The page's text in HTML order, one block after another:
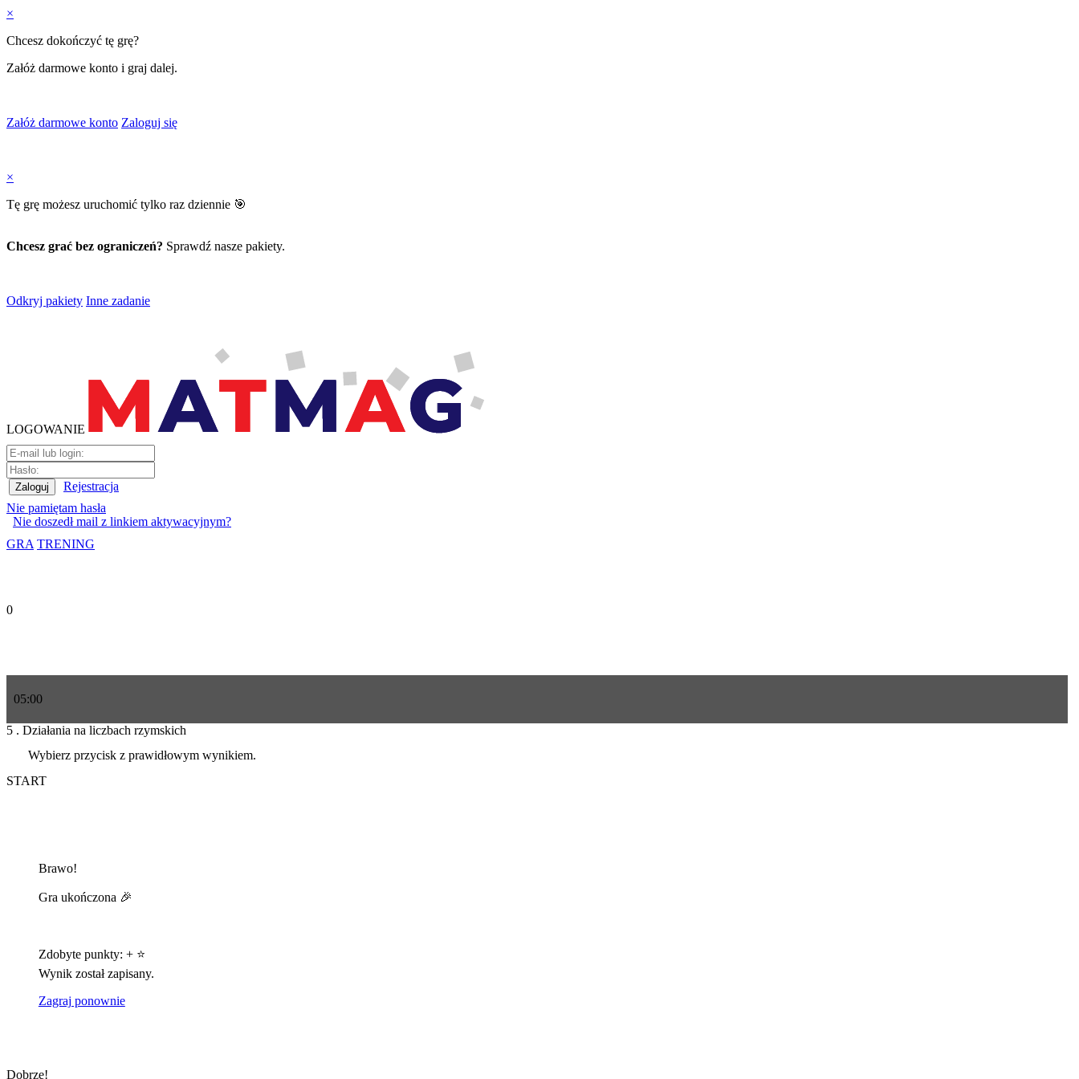
×
Chcesz dokończyć tę grę?
Załóż darmowe konto i graj dalej.
Załóż darmowe konto Zaloguj się
×
Tę grę możesz uruchomić tylko raz dziennie 🎯
Chcesz grać bez ograniczeń? Sprawdź nasze pakiety.
Odkryj pakiety Inne zadanie
LOGOWANIE
Rejestracja
Nie pamiętam hasła
Nie doszedł mail z linkiem aktywacyjnym?
GRA TRENING
0
05:00
5 . Działania na liczbach rzymskich
Wybierz przycisk z prawidłowym wynikiem.
START
Brawo!
Gra ukończona 🎉
Zdobyte punkty: +⭐
Wynik został zapisany.
Zagraj ponownie
Dobrze!